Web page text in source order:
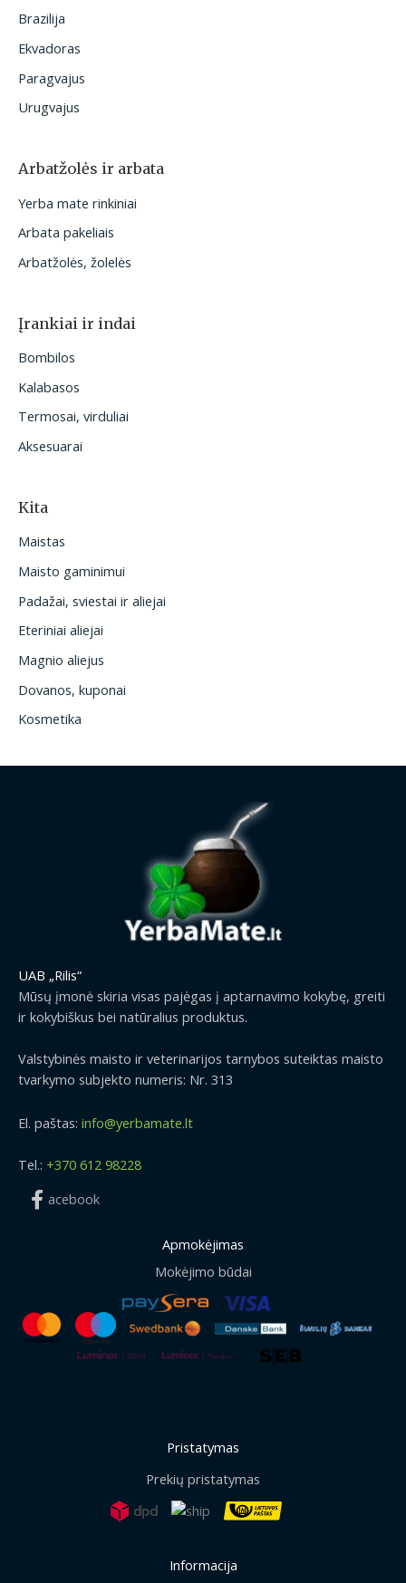
Brazilija
Ekvadoras
Paragvajus
Urugvajus
Arbatžolės ir arbata
Yerba mate rinkiniai
Arbata pakeliais
Arbatžolės, žolelės
Įrankiai ir indai
Bombilos
Kalabasos
Termosai, virduliai
Aksesuarai
Kita
Maistas
Maisto gaminimui
Padažai, sviestai ir aliejai
Eteriniai aliejai
Magnio aliejus
Dovanos, kuponai
Kosmetika
UAB „Rilis“
Mūsų įmonė skiria visas pajėgas į aptarnavimo kokybę, greiti
ir kokybiškus bei natūralius produktus.
Valstybinės maisto ir veterinarijos tarnybos suteiktas maisto
tvarkymo subjekto numeris: Nr. 313
El. paštas: info@yerbamate.lt
Tel.: +370 612 98228
acebook
Apmokėjimas
Mokėjimo būdai
Pristatymas
Prekių pristatymas
Informacija